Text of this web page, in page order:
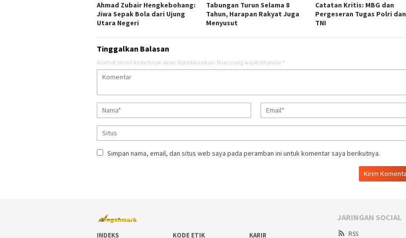
Ahmad Zubair Hengkebohang:
Jiwa Sepak Bola dari Ujung
Utara Negeri
Tabungan Turun Selama 8
Tahun, Harapan Rakyat Juga
Menyusut
Catatan Kritis: MBG dan
Pergeseran Tugas Polri dan
TNI
Tinggalkan Balasan
Alamat email Anda tidak akan dipublikasikan. Ruas yang wajib ditandai *
Simpan nama, email, dan situs web saya pada peramban ini untuk komentar saya berikutnya.
INDEKS KODE ETIK KARIR
JARINGAN SOCIAL
RSS